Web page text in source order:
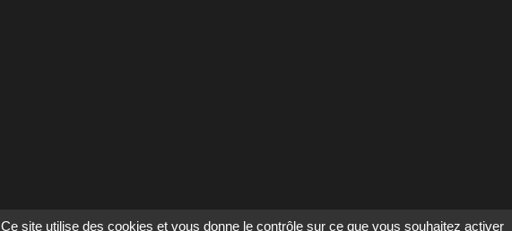
Ce site utilise des cookies et vous donne le contrôle sur ce que vous souhaitez activer